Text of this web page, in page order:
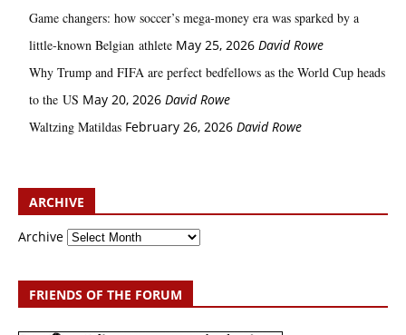
Game changers: how soccer’s mega‑money era was sparked by a
little‑known Belgian athlete May 25, 2026 David Rowe
Why Trump and FIFA are perfect bedfellows as the World Cup heads
to the US May 20, 2026 David Rowe
Waltzing Matildas February 26, 2026 David Rowe
ARCHIVE
Archive
FRIENDS OF THE FORUM